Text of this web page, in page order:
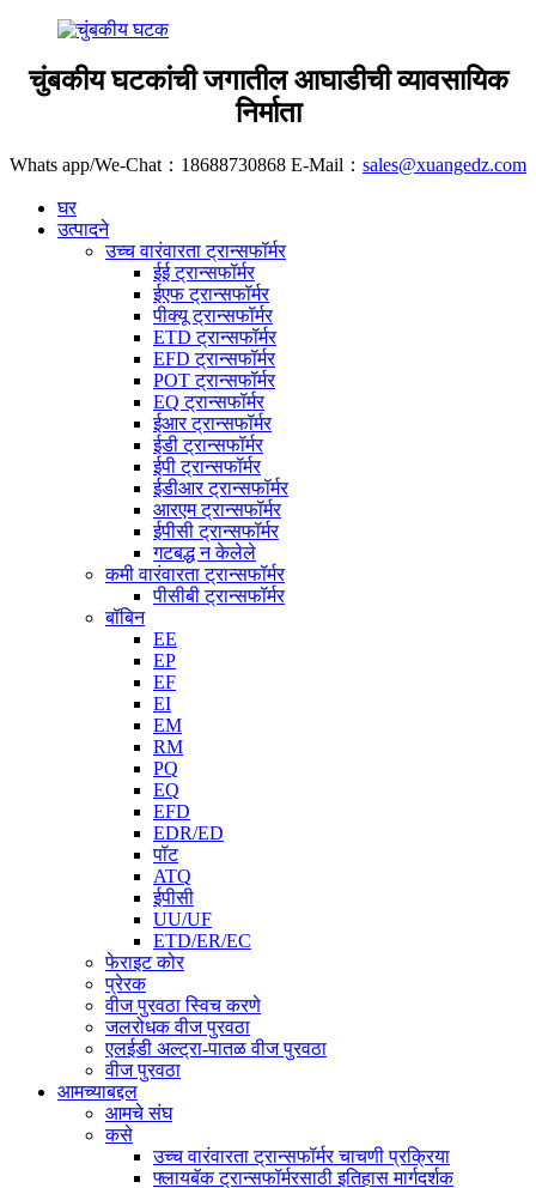
चुंबकीय घटकांची जगातील आघाडीची व्यावसायिक
निर्माता
Whats app/We-Chat：18688730868 E-Mail： sales@xuangedz.com
घर
उत्पादने
उच्च वारंवारता ट्रान्सफॉर्मर
ईई ट्रान्सफॉर्मर
ईएफ ट्रान्सफॉर्मर
पीक्यू ट्रान्सफॉर्मर
ETD ट्रान्सफॉर्मर
EFD ट्रान्सफॉर्मर
POT ट्रान्सफॉर्मर
EQ ट्रान्सफॉर्मर
ईआर ट्रान्सफॉर्मर
ईडी ट्रान्सफॉर्मर
ईपी ट्रान्सफॉर्मर
ईडीआर ट्रान्सफॉर्मर
आरएम ट्रान्सफॉर्मर
ईपीसी ट्रान्सफॉर्मर
गटबद्ध न केलेले
कमी वारंवारता ट्रान्सफॉर्मर
पीसीबी ट्रान्सफॉर्मर
बॉबिन
EE
EP
EF
EI
EM
RM
PQ
EQ
EFD
EDR/ED
पॉट
ATQ
ईपीसी
UU/UF
ETD/ER/EC
फेराइट कोर
प्रेरक
वीज पुरवठा स्विच करणे
जलरोधक वीज पुरवठा
एलईडी अल्ट्रा-पातळ वीज पुरवठा
वीज पुरवठा
आमच्याबद्दल
आमचे संघ
कसे
उच्च वारंवारता ट्रान्सफॉर्मर चाचणी प्रक्रिया
फ्लायबॅक ट्रान्सफॉर्मरसाठी इतिहास मार्गदर्शक